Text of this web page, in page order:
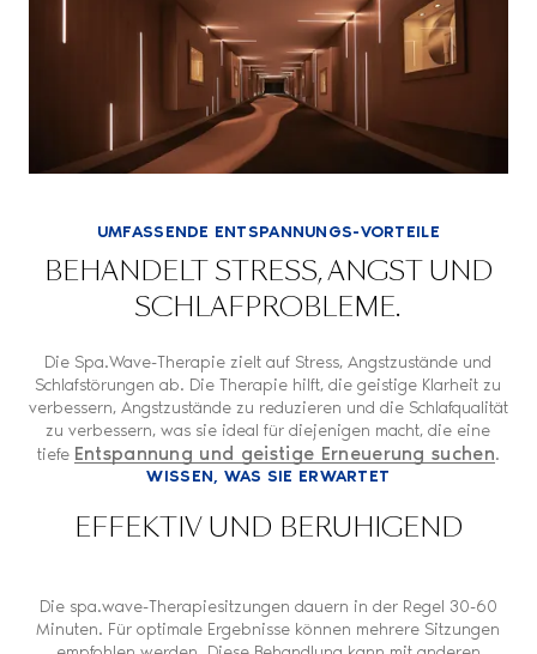
UMFASSENDE ENTSPANNUNGS-VORTEILE
BEHANDELT STRESS, ANGST UND
SCHLAFPROBLEME.
Die Spa.Wave-Therapie zielt auf Stress, Angstzustände und
Schlafstörungen ab. Die Therapie hilft, die geistige Klarheit zu
verbessern, Angstzustände zu reduzieren und die Schlafqualität
zu verbessern, was sie ideal für diejenigen macht, die eine
tiefe Entspannung und geistige Erneuerung suchen.
WISSEN, WAS SIE ERWARTET
EFFEKTIV UND BERUHIGEND
Die spa.wave-Therapiesitzungen dauern in der Regel 30-60
Minuten. Für optimale Ergebnisse können mehrere Sitzungen